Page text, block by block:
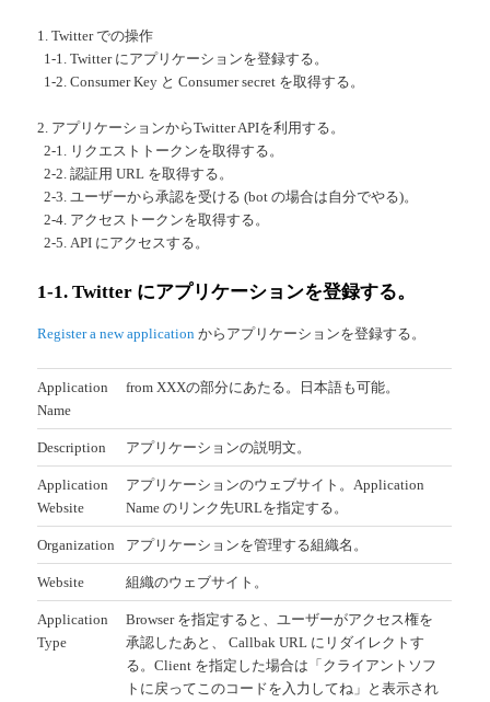
1. Twitter での操作
1-1. Twitter にアプリケーションを登録する。
1-2. Consumer Key と Consumer secret を取得する。
2. アプリケーションからTwitter APIを利用する。
2-1. リクエストトークンを取得する。
2-2. 認証用 URL を取得する。
2-3. ユーザーから承認を受ける (bot の場合は自分でやる)。
2-4. アクセストークンを取得する。
2-5. API にアクセスする。
1-1. Twitter にアプリケーションを登録する。
Register a new application からアプリケーションを登録する。
Application
Name
from XXXの部分にあたる。日本語も可能。
Description アプリケーションの説明文。
Application
Website
アプリケーションのウェブサイト。Application
Name のリンク先URLを指定する。
Organization アプリケーションを管理する組織名。
Website 組織のウェブサイト。
Application
Type
Browser を指定すると、ユーザーがアクセス権を
承認したあと、 Callbak URL にリダイレクトす
る。Client を指定した場合は「クライアントソフ
トに戻ってこのコードを入力してね」と表示され